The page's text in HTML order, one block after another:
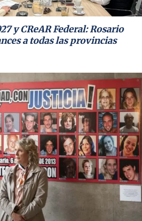
y CReAR Federal: Rosario
a todas las provincias